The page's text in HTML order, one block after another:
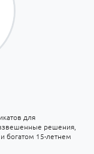
для
решения,
богатом 15-летнем